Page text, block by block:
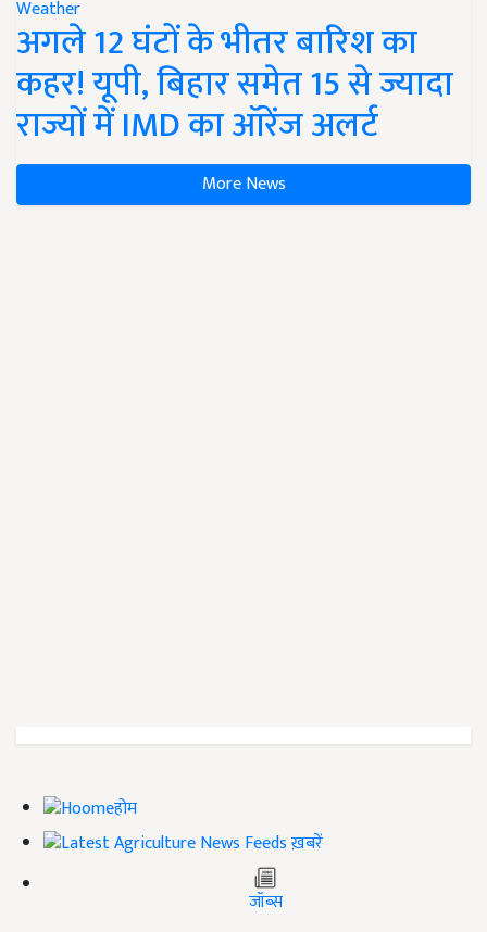
Weather
अगले 12 घंटों के भीतर बारिश का
कहर! यूपी, बिहार समेत 15 से ज्यादा
राज्यों में IMD का ऑरेंज अलर्ट
More News
होम
ख़बरें
जॉब्स